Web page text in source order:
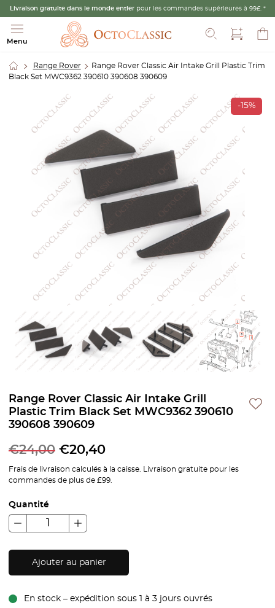
Livraison gratuite dans le monde entier pour les commandes supérieures à 99£. *
Menu
Recherche
Range Rover
Range Rover Classic Air Intake Grill Plastic Trim
Black Set MWC9362 390610 390608 390609
-15%
Range Rover Classic Air Intake Grill
Plastic Trim Black Set MWC9362 390610
390608 390609
€24,00 €20,40
Frais de livraison calculés à la caisse. Livraison gratuite pour les
commandes de plus de £99.
Quantité
Ajouter au panier
En stock – expédition sous 1 à 3 jours ouvrés